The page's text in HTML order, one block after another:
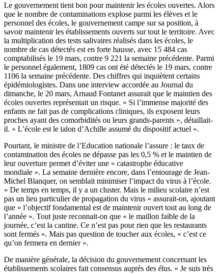
Le gouvernement tient bon pour maintenir les écoles ouvertes. Alors
que le nombre de contaminations explose parmi les élèves et le
personnel des écoles, le gouvernement campe sur sa position, à
savoir maintenir les établissements ouverts sur tout le territoire. Avec
la multiplication des tests salivaires réalisés dans les écoles, le
nombre de cas détectés est en forte hausse, avec 15 484 cas
comptabilisés le 19 mars, contre 9 221 la semaine précédente. Parmi
le personnel également, 1809 cas ont été détectés le 19 mars, contre
1106 la semaine précédente. Des chiffres qui inquiètent certains
épidémiologistes. Dans une interview accordée au Journal du
dimanche, le 20 mars, Arnaud Fontanet assurait que le maintien des
écoles ouvertes représentait un risque. « Si l’immense majorité des
enfants ne fait pas de complications cliniques, ils exposent leurs
proches ayant des comorbidités ou leurs grands-parents », détaillait-
il. « L’école est le talon d’Achille assumé du dispositif actuel ».
Pourtant, le ministre de l’Education nationale l’assure : le taux de
contamination des écoles ne dépasse pas les 0,5 % et le maintien de
leur ouverture permet d’éviter une « catastrophe éducative
mondiale ». La semaine dernière encore, dans l’entourage de Jean-
Michel Blanquer, on semblait minimiser l’impact du virus à l’école.
« De temps en temps, il y a un cluster. Mais le milieu scolaire n’est
pas un lieu particulier de propagation du virus » assurait-on, ajoutant
que « l’objectif fondamental est de maintenir ouvert tout au long de
l’année ». Tout juste reconnait-on que « le maillon faible de la
journée, c’est la cantine. Ce n’est pas pour rien que les restaurants
sont fermés ». Mais pas question de toucher aux écoles, « c’est ce
qu’on fermera en dernier ».
De manière générale, la décision du gouvernement concernant les
établissements scolaires fait consensus auprès des élus. « Je suis très